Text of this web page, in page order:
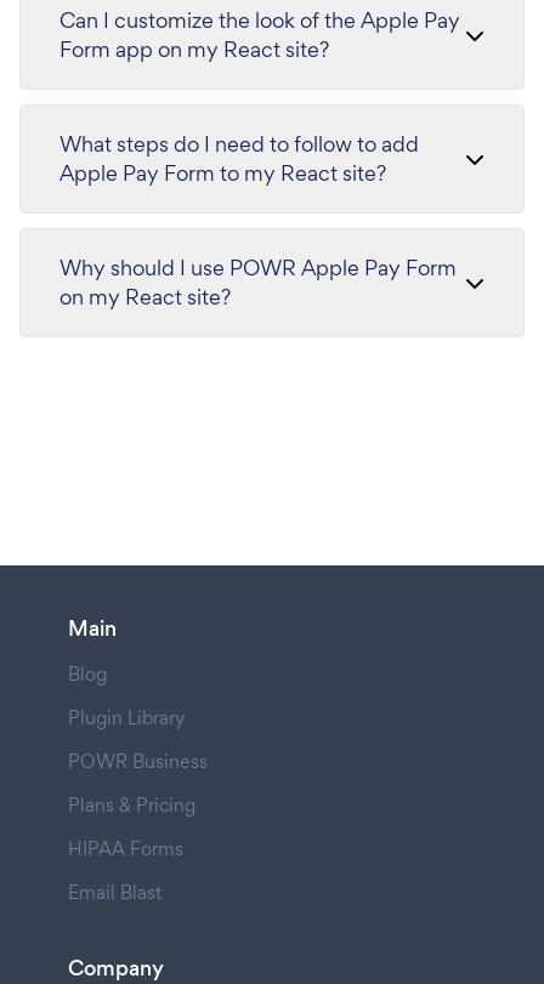
Can I customize the look of the Apple Pay
Form app on my React site?
What steps do I need to follow to add
Apple Pay Form to my React site?
Why should I use POWR Apple Pay Form
on my React site?
Main
Blog
Plugin Library
POWR Business
Plans & Pricing
HIPAA Forms
Email Blast
Company